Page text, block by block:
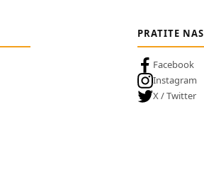
PRATITE NAS
Facebook
Instagram
X / Twitter